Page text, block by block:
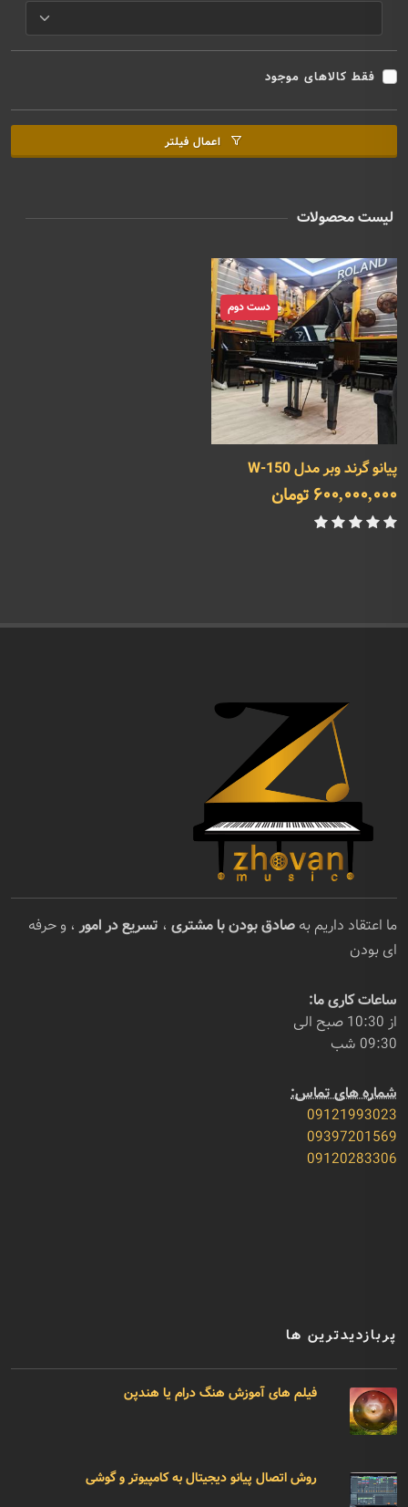
فقط کالاهای موجود
اعمال فیلتر
لیست محصولات
دست دوم
پیانو گرند وبر مدل W-150
600,000,000 تومان
ما اعتقاد داریم به صادق بودن با مشتری ، تسریع در امور ، و حرفه
ای بودن
ساعات کاری ما:
از 10:30 صبح الی
09:30 شب
شماره های تماس:
09121993023
09397201569
09120283306
پربازدیدترین ها
فیلم های آموزش هنگ درام یا هندپن
روش اتصال پیانو دیجیتال به کامپیوتر و گوشی